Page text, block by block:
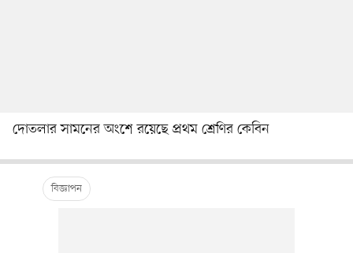
দোতলার সামনের অংশে রয়েছে প্রথম শ্রেণির কেবিন